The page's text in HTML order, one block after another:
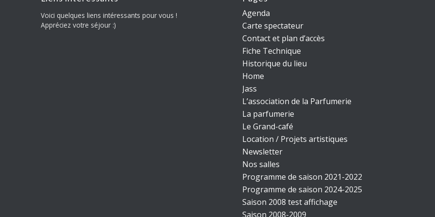
Voici quelques liens intéressants pour vous !
Appréciez votre séjour :)
Agenda
Carte spectateur
Contact et plan d’accès
Fiche Technique
Historique du lieu
Home
Jass
L’association de la Parfumerie
La parfumerie
Le Grand-café
Location / Projets artistiques
Newsletter
Nos salles
Programme de saison 2021-2022
Programme de saison 2024-2025
Saison 2008 test affichage
Saison 2008-2009